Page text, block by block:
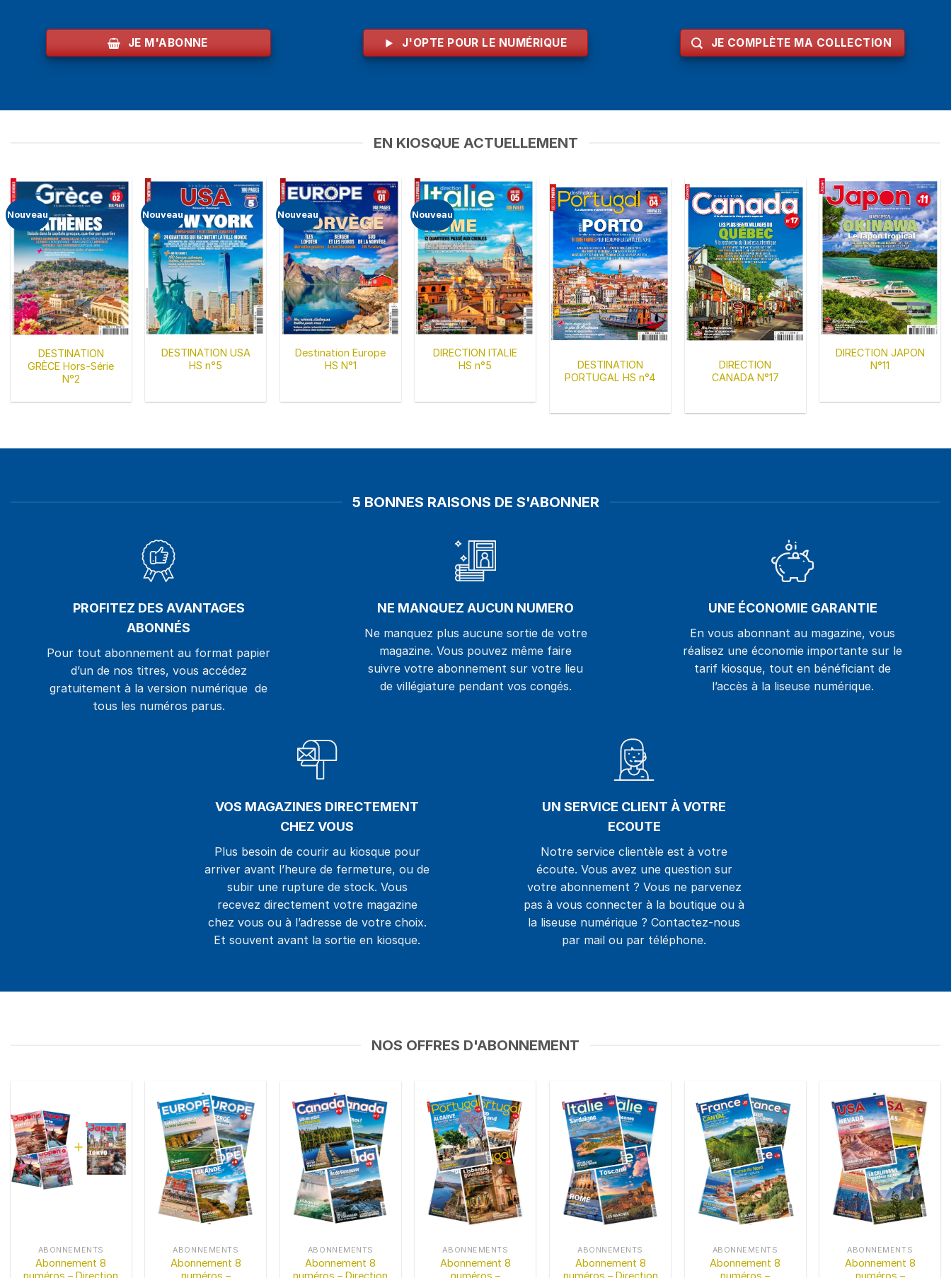
JE M'ABONNE J'OPTE POUR LE NUMÉRIQUE JE COMPLÈTE MA COLLECTION
EN KIOSQUE ACTUELLEMENT
Nouveau
DESTINATION
GRÈCE Hors-Série
N°2
Nouveau
DESTINATION USA
HS n°5
Nouveau
Destination Europe
HS N°1
Nouveau
DIRECTION ITALIE
HS n°5
DESTINATION
PORTUGAL HS n°4
DIRECTION
CANADA N°17
DIRECTION JAPON
N°11
5 BONNES RAISONS DE S'ABONNER
PROFITEZ DES AVANTAGES
ABONNÉS
Pour tout abonnement au format papier
d’un de nos titres, vous accédez
gratuitement à la version numérique de
tous les numéros parus.
NE MANQUEZ AUCUN NUMERO
Ne manquez plus aucune sortie de votre
magazine. Vous pouvez même faire
suivre votre abonnement sur votre lieu
de villégiature pendant vos congés.
UNE ÉCONOMIE GARANTIE
En vous abonnant au magazine, vous
réalisez une économie importante sur le
tarif kiosque, tout en bénéficiant de
l’accès à la liseuse numérique.
VOS MAGAZINES DIRECTEMENT
CHEZ VOUS
Plus besoin de courir au kiosque pour
arriver avant l’heure de fermeture, ou de
subir une rupture de stock. Vous
recevez directement votre magazine
chez vous ou à l’adresse de votre choix.
Et souvent avant la sortie en kiosque.
UN SERVICE CLIENT À VOTRE
ECOUTE
Notre service clientèle est à votre
écoute. Vous avez une question sur
votre abonnement ? Vous ne parvenez
pas à vous connecter à la boutique ou à
la liseuse numérique ? Contactez-nous
par mail ou par téléphone.
NOS OFFRES D'ABONNEMENT
ABONNEMENTS
Abonnement 8
ABONNEMENTS
Abonnement 8
ABONNEMENTS
Abonnement 8
ABONNEMENTS
Abonnement 8
ABONNEMENTS
Abonnement 8
ABONNEMENTS
Abonnement 8
ABONNEMENTS
Abonnement 8